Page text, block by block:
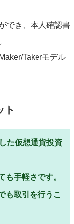
でき、本人確認書
Takerモデル
ト
た仮想通貨投資
も手軽さです。
も取引を行うこ